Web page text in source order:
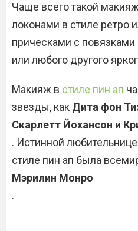
Чаще всего такой
локонами в стиле ретро
прическами с повязками
или любого другого
Макияж в стиле пин ап
звезды, как Дита фон
Скарлетт Йохансон и
. Истинной
стиле пин ап была
Мэрилин Монро
.